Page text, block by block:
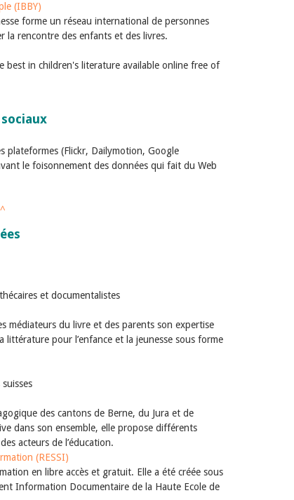
(IBBY)
forme un réseau international de personnes
la rencontre des enfants et des livres.
in children's literature available online free of
(Flickr, Dailymotion, Google
le foisonnement des données qui fait du Web
^
et documentalistes
médiateurs du livre et des parents son expertise
littérature pour l’enfance et la jeunesse sous forme
des cantons de Berne, du Jura et de
dans son ensemble, elle propose différents
acteurs de l’éducation.
(RESSI)
en libre accès et gratuit. Elle a été créée sous
Information Documentaire de la Haute Ecole de